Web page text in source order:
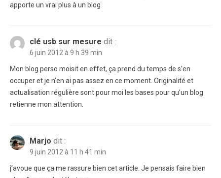
apporte un vrai plus à un blog
clé usb sur mesure dit :
6 juin 2012 à 9 h 39 min
Mon blog perso moisit en effet, ça prend du temps de s’en
occuper et je n’en ai pas assez en ce moment. Originalité et
actualisation régulière sont pour moi les bases pour qu’un blog
retienne mon attention.
Marjo dit :
9 juin 2012 à 11 h 41 min
j’avoue que ça me rassure bien cet article. Je pensais faire bien